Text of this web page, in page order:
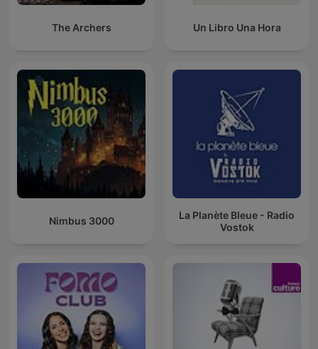
The Archers Un Libro Una Hora
Nimbus 3000
La Planète Bleue - Radio
Vostok